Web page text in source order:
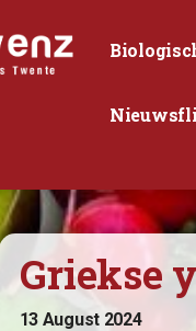
Griekse
13 August 2024